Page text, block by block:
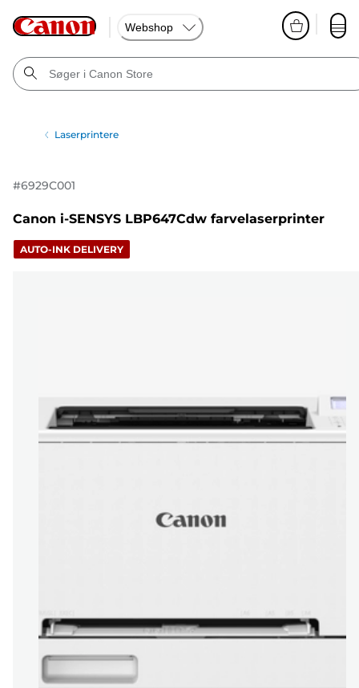
Webshop
Laserprintere
#6929C001
Canon i-SENSYS LBP647Cdw farvelaserprinter
AUTO-INK DELIVERY